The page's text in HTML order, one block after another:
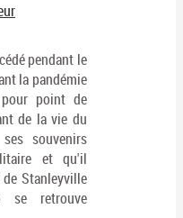
pendant le
la pandémie
point de
de la vie du
souvenirs
et qu'il
Stanleyville
se retrouve